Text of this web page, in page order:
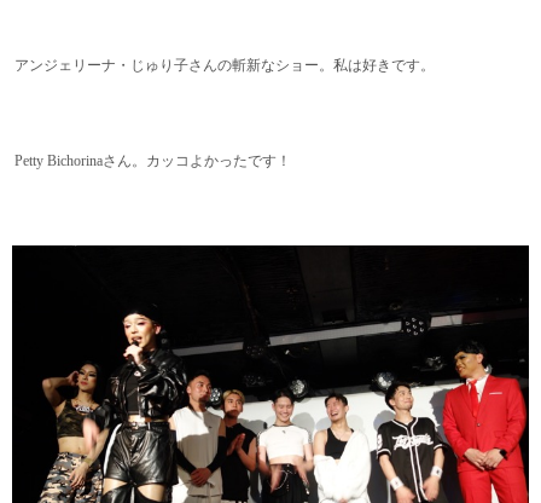
アンジェリーナ・じゅり子さんの斬新なショー。私は好きです。
Petty Bichorinaさん。カッコよかったです！